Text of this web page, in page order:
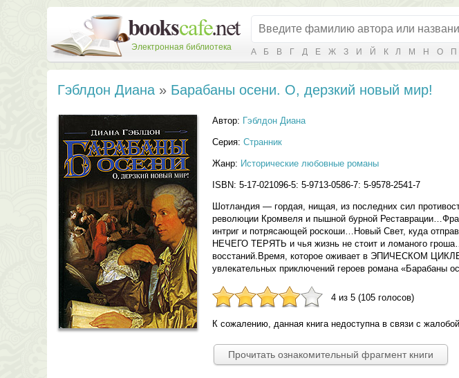
Электронная библиотека А Б В Г Д Е Ж З И Й К Л М Н О П
Гэблдон Диана» Барабаны осени. О, дерзкий новый мир!
Автор: Гэблдон Диана
Серия: Странник
Жанр: Исторические любовные романы
ISBN: 5-17-021096-5: 5-9713-0586-7: 5-9578-2541-7
Шотландия — гордая, нищая, из последних сил
революции Кромвеля и пышной бурной
интриг и потрясающей роскоши…Новый Свет, куда
НЕЧЕГО ТЕРЯТЬ и чья жизнь не стоит и ломаного
восстаний.Время, которое оживает в ЭПИЧЕСКОМ
увлекательных приключений героев романа «Барабаны
4 из 5 (105 голосов)
К сожалению, данная книга недоступна в связи с
Прочитать ознакомительный фрагмент книги